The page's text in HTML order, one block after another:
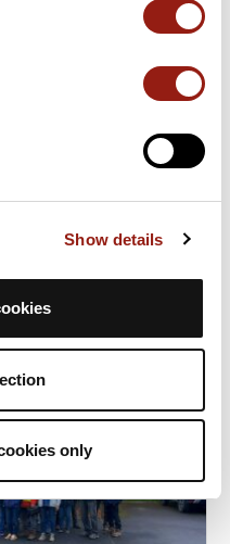
Show details
only
téléthon 2026